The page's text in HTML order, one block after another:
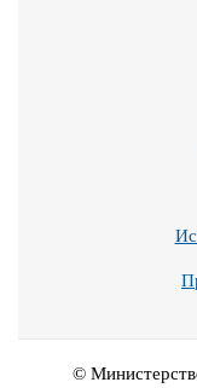
©